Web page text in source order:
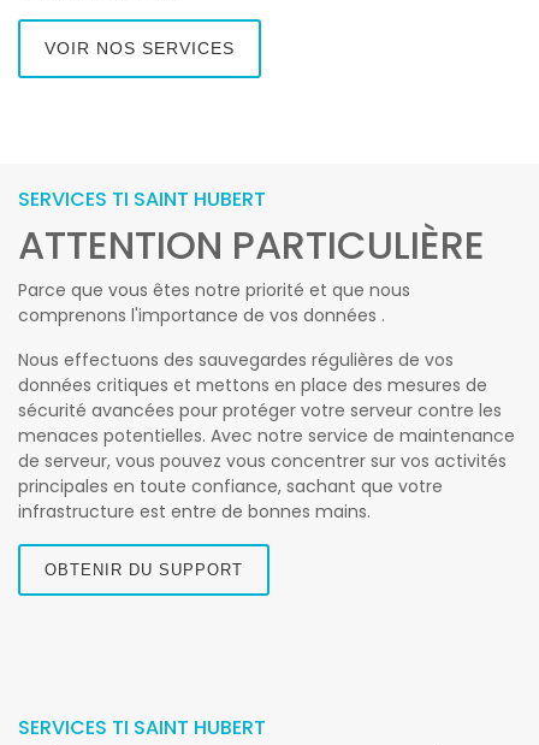
VOIR NOS SERVICES
SERVICES TI SAINT HUBERT
ATTENTION PARTICULIÈRE
Parce que vous êtes notre priorité et que nous
comprenons l'importance de vos données .
Nous effectuons des sauvegardes régulières de vos
données critiques et mettons en place des mesures de
sécurité avancées pour protéger votre serveur contre les
menaces potentielles. Avec notre service de maintenance
de serveur, vous pouvez vous concentrer sur vos activités
principales en toute confiance, sachant que votre
infrastructure est entre de bonnes mains.
OBTENIR DU SUPPORT
SERVICES TI SAINT HUBERT